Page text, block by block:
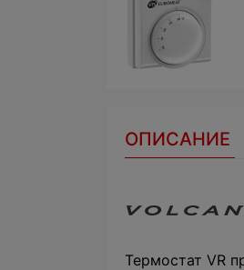
ОПИСАНИЕ
Термостат VR